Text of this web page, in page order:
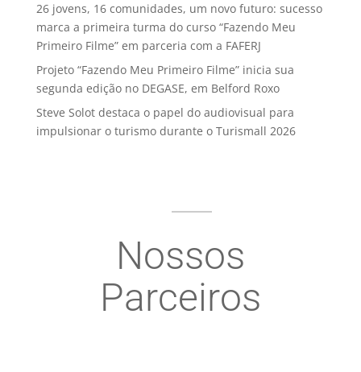
26 jovens, 16 comunidades, um novo futuro: sucesso
marca a primeira turma do curso “Fazendo Meu
Primeiro Filme” em parceria com a FAFERJ
Projeto “Fazendo Meu Primeiro Filme” inicia sua
segunda edição no DEGASE, em Belford Roxo
Steve Solot destaca o papel do audiovisual para
impulsionar o turismo durante o Turismall 2026
Nossos
Parceiros